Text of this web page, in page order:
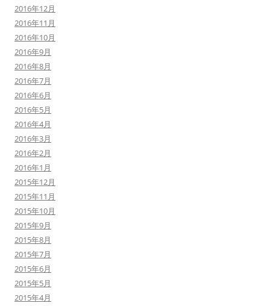
2016年12月
2016年11月
2016年10月
2016年9月
2016年8月
2016年7月
2016年6月
2016年5月
2016年4月
2016年3月
2016年2月
2016年1月
2015年12月
2015年11月
2015年10月
2015年9月
2015年8月
2015年7月
2015年6月
2015年5月
2015年4月